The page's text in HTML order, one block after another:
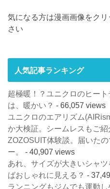
気になる方は漫画画像をク
さい
人気記事ランキング
超極暖！？ユニクロのヒー
は、暖かい？ - 66,057 views
ユニクロのエアリズム
か大検証。シームレスもご紹
ZOZOSUIT体験談。届いた
ー。
- 40,907 views
あれ、サイズが大きいシャ
ばおしゃれに見える？ -
ランニングもジムでも運動